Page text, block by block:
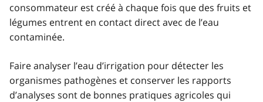
consommateur est créé à chaque fois que des fruits et
légumes entrent en contact direct avec de l’eau
contaminée.
Faire analyser l’eau d’irrigation pour détecter les
organismes pathogènes et conserver les rapports
d’analyses sont de bonnes pratiques agricoles qui